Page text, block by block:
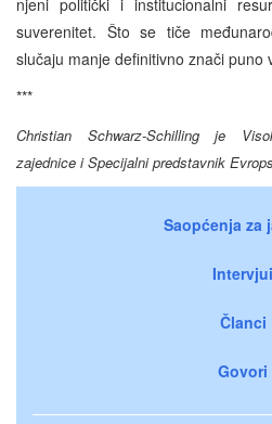
suverenitet. Što se tiče
slučaju manje definitivno znači puno
***
Christian Schwarz-Schilling je
zajednice i Specijalni predstavnik
Saopćenja za
Intervjui
Članci
Govori